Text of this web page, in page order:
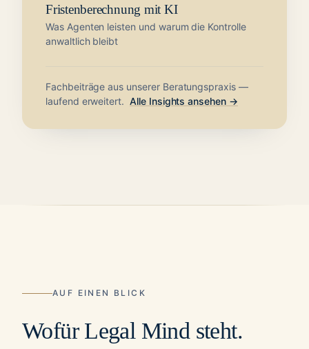
Fristenberechnung mit KI
Was Agenten leisten und warum die Kontrolle
anwaltlich bleibt
Fachbeiträge aus unserer Beratungspraxis —
laufend erweitert. Alle Insights ansehen →
AUF EINEN BLICK
Wofür Legal Mind steht.